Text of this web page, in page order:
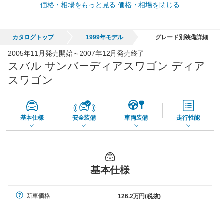
車買取価格 *
車買取相場
45,550円
*当該価格は車種別の価格となります。
価格・相場をもっと見る 価格・相場を閉じる
カタログトップ 1999年モデル グレード別装備詳細
2005年11月発売開始～2007年12月発売終了
スバル サンバーディアスワゴン ディア
スワゴン
基本仕様 安全装備 車両装備 走行性能
基本仕様
新車価格 126.2万円(税抜)